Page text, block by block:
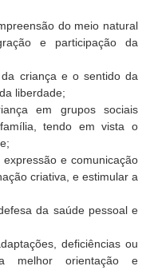
do meio natural
e participação da
criança e o sentido da
liberdade;
em grupos sociais
tendo em vista o
e comunicação
criativa, e estimular a
da saúde pessoal e
deficiências ou
melhor orientação e